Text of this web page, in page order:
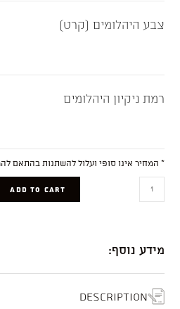
צבע היהלומים (קרט)
רמת ניקיון היהלומים
* המחיר אינו סופי ועלול להשתנות בהתאם
ADD TO CART
מידע נוסף:
Description